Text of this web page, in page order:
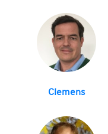
Clemens